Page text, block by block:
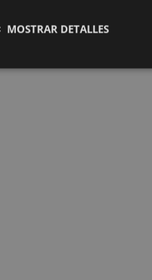
MOSTRAR DETALLES